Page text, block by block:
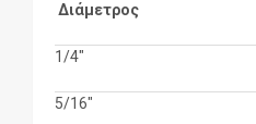
Διάμετρος
1/4"
5/16"